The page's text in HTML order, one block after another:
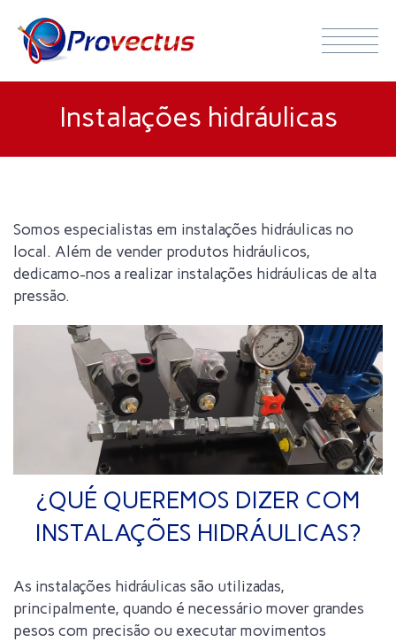
Instalações hidráulicas
Somos especialistas em instalações hidráulicas no
local. Além de vender produtos hidráulicos,
dedicamo-nos a realizar instalações hidráulicas de alta
pressão.
¿QUÉ QUEREMOS DIZER COM
INSTALAÇÕES HIDRÁULICAS?
As instalações hidráulicas são utilizadas,
principalmente, quando é necessário mover grandes
pesos com precisão ou executar movimentos